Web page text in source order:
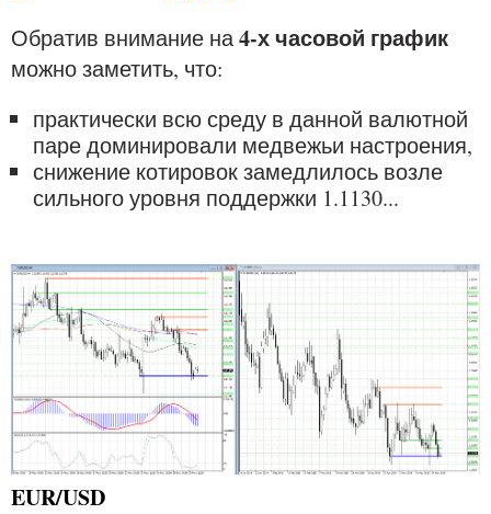
Обратив внимание на4-х часовой график
можно заметить, что:
практически всю среду в данной валютной
паре доминировали медвежьи настроения,
снижение котировок замедлилось возле
сильного уровня поддержки 1.1130...
EUR/USD